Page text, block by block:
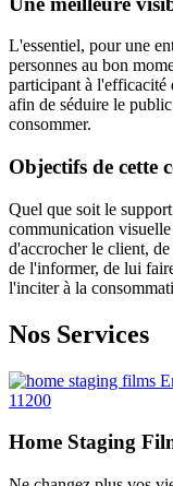
L'essentiel, pour une
personnes au bon
participant à l'efficacité
afin de séduire le
consommer.
Objectifs de cette
Quel que soit le
communication
d'accrocher le client,
de l'informer, de lui
l'inciter à la
Nos Services
Home Staging